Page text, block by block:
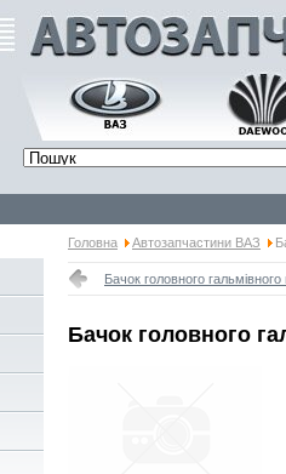
Головна Автозапчастини ВАЗ
Бачок головного
Бачок головного